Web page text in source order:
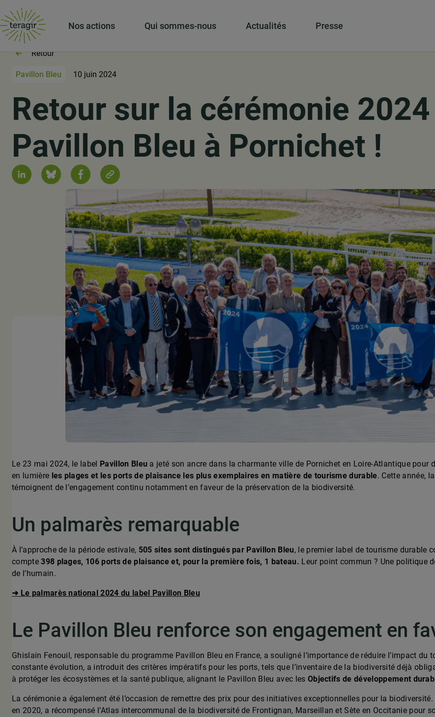
Nos actions Qui sommes-nous Actualités Presse
Retour
Pavillon Bleu 10 juin 2024
Retour sur la cérémonie
Pavillon Bleu à Pornichet !
Le 23 mai 2024, le label Pavillon Bleu a jeté son ancre dans la charmante ville de Pornichet en Loire-Atlantique pour
en lumière les plages et les ports de plaisance les plus exemplaires en matière de tourisme durable. Cette année,
témoignent de l’engagement continu notamment en faveur de la préservation de la biodiversité.
Un palmarès remarquable
À l’approche de la période estivale, 505 sites sont distingués par Pavillon Bleu, le premier label de tourisme durable
compte398 plages, 106 ports de plaisance et, pour la première fois, 1 bateau. Leur point commun ? Une politique
de l’humain.
➜ Le palmarès national 2024 du label Pavillon Bleu
Le Pavillon Bleu renforce son engagement en
Ghislain Fenouil, responsable du programme Pavillon Bleu en France, a souligné l’importance de réduire l’impact
constante évolution, a introduit des critères impératifs pour les ports, tels que l’inventaire de la biodiversité déjà
à protéger les écosystèmes et la santé publique, alignant le Pavillon Bleu avec les Objectifs de développement
La cérémonie a également été l’occasion de remettre des prix pour des initiatives exceptionnelles pour la biodiversité.
en 2020, a récompensé l’Atlas intercommunal de la biodiversité de Frontignan, Marseillan et Sète en Occitanie pour